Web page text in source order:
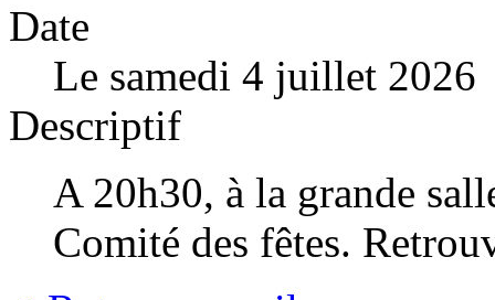
Date
Le samedi 4 juillet 2026
Descriptif
A 20h30, à la grande
Comité des fêtes.